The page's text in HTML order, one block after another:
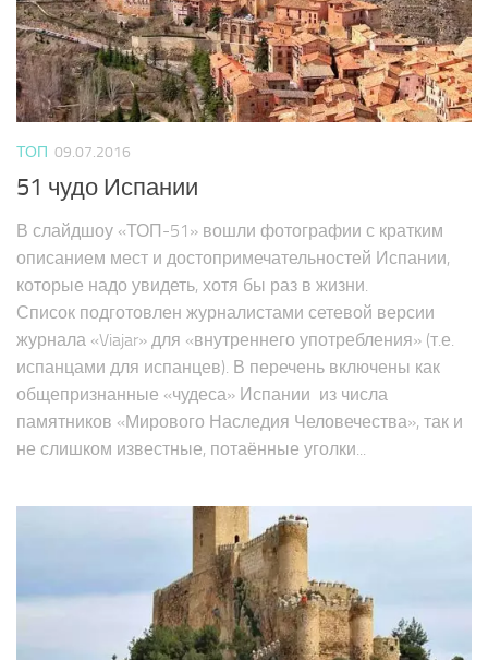
ТОП 09.07.2016
В слайдшоу «ТОП-51» вошли фотографии с кратким
описанием мест и достопримечательностей Испании,
которые надо увидеть, хотя бы раз в жизни.
Список подготовлен журналистами сетевой версии
журнала «Viajar» для «внутреннего употребления» (т.е.
испанцами для испанцев). В перечень включены как
общепризнанные «чудеса» Испании из числа
памятников «Мирового Наследия Человечества», так и